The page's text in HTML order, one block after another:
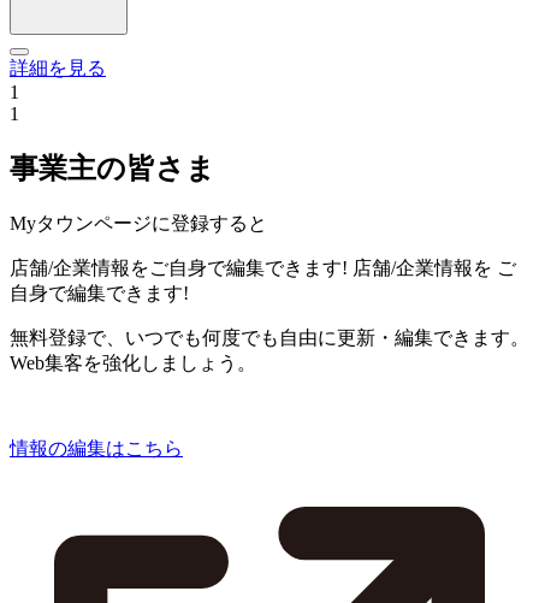
詳細を見る
1
1
事業主の皆さま
Myタウンページに登録すると
店舗/企業情報をご自身で編集できます! 店舗/企業情報を ご
自身で編集できます!
無料登録で、いつでも何度でも自由に更新・編集できます。
Web集客を強化しましょう。
情報の編集はこちら